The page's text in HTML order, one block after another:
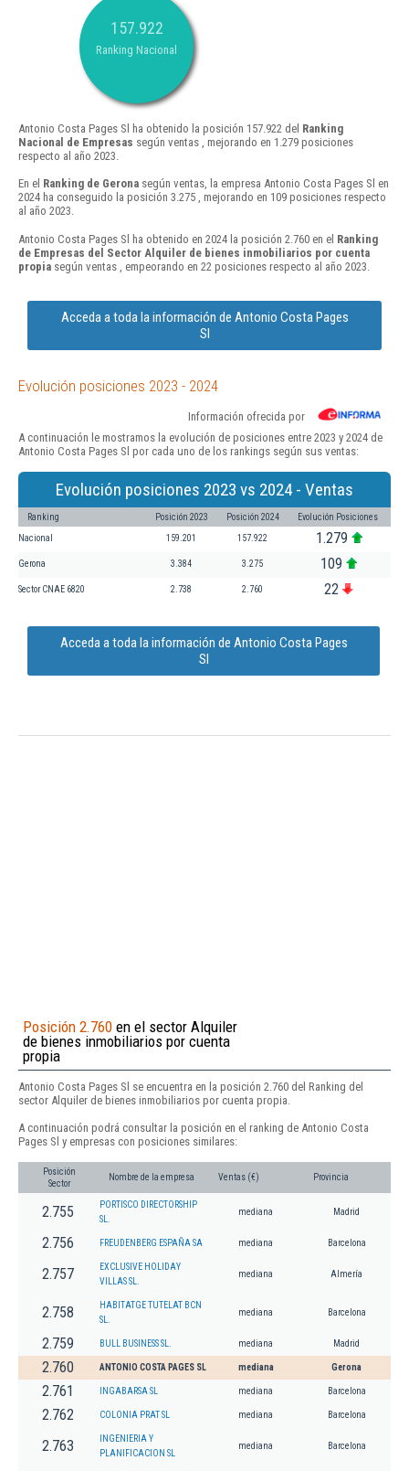
157.922
Ranking Nacional
Antonio Costa Pages Sl ha obtenido la posición 157.922 del Ranking
Nacional de Empresas según ventas , mejorando en 1.279 posiciones
respecto al año 2023.
En el Ranking de Gerona según ventas, la empresa Antonio Costa Pages Sl en
2024 ha conseguido la posición 3.275 , mejorando en 109 posiciones respecto
al año 2023.
Antonio Costa Pages Sl ha obtenido en 2024 la posición 2.760 en el Ranking
de Empresas del Sector Alquiler de bienes inmobiliarios por cuenta
propia según ventas , empeorando en 22 posiciones respecto al año 2023.
Acceda a toda la información de Antonio Costa Pages
Sl
Evolución posiciones 2023 - 2024
Información ofrecida por
A continuación le mostramos la evolución de posiciones entre 2023 y 2024 de
Antonio Costa Pages Sl por cada uno de los rankings según sus ventas:
Evolución posiciones 2023 vs 2024 - Ventas
Ranking Posición 2023 Posición 2024 Evolución Posiciones
Nacional 159.201 157.922 1.279
Gerona 3.384 3.275 109
Sector CNAE 6820 2.738 2.760 22
Acceda a toda la información de Antonio Costa Pages
Sl
Posición 2.760 en el sector Alquiler
de bienes inmobiliarios por cuenta
propia
Antonio Costa Pages Sl se encuentra en la posición 2.760 del Ranking del
sector Alquiler de bienes inmobiliarios por cuenta propia.
A continuación podrá consultar la posición en el ranking de Antonio Costa
Pages Sl y empresas con posiciones similares:
Posición
Sector
Nombre de la empresa Ventas (€) Provincia
2.755
PORTISCO DIRECTORSHIP
SL.
mediana Madrid
2.756 FREUDENBERG ESPAÑA SA mediana Barcelona
2.757
EXCLUSIVE HOLIDAY
VILLAS SL.
mediana Almería
2.758
HABITATGE TUTELAT BCN
SL.
mediana Barcelona
2.759 BULL BUSINESS SL. mediana Madrid
2.760 ANTONIO COSTA PAGES SL mediana Gerona
2.761 INGABARSA SL mediana Barcelona
2.762 COLONIA PRAT SL mediana Barcelona
2.763
INGENIERIA Y
PLANIFICACION SL
mediana Barcelona